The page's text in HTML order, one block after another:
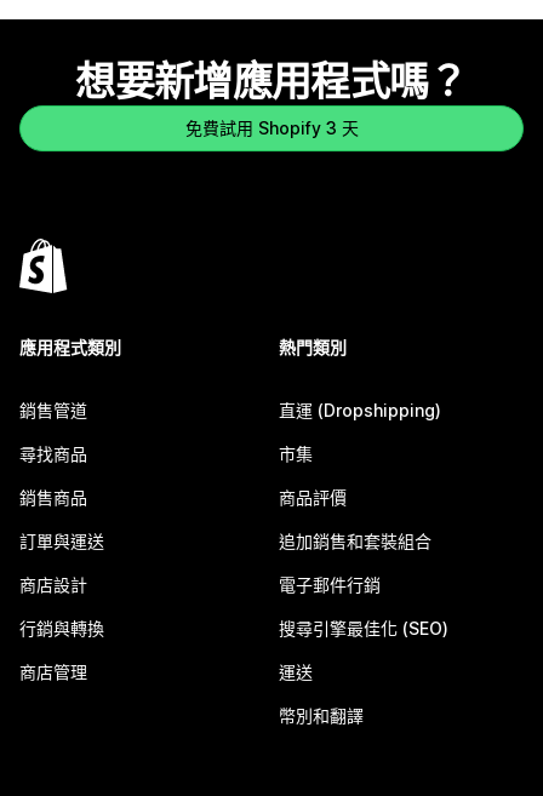
想要新增應用程式嗎？
免費試用 Shopify 3 天
應用程式類別
銷售管道
尋找商品
銷售商品
訂單與運送
商店設計
行銷與轉換
商店管理
熱門類別
直運 (Dropshipping)
市集
商品評價
追加銷售和套裝組合
電子郵件行銷
搜尋引擎最佳化 (SEO)
運送
幣別和翻譯